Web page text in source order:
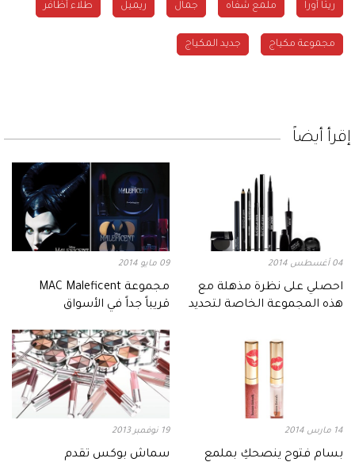
ريتا أورا ملمع شفاه جمال ريميل طلاء أظافر
مجموعة مكياج جديد المكياج
إقرأ أيضاً
04 أغسطس 2014
احصلي على نظرة مذهلة مع
هذه المجموعة الخاصة لتحديد
09 مايو 2014
مجموعة MAC Maleficent
قريباً جداً في الأسواق
14 مارس 2014
بسام فتوح ينصحكِ بملمع
19 نوفمبر 2013
سماش بوكس تقدم